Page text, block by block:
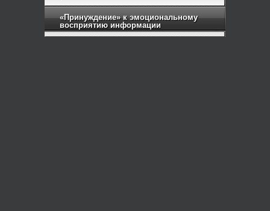
«Принуждение» к эмоциональному
восприятию информации